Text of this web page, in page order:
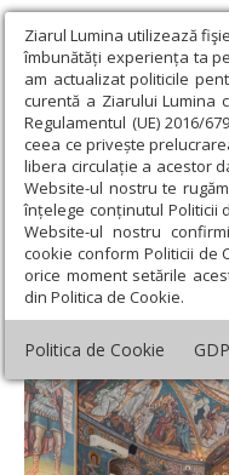
Ziarul Lumina utilizează
îmbunătăți experiența ta
am actualizat politicile
curentă a Ziarului Lumina
Regulamentul (UE) 2016/
ceea ce privește
libera circulație a acestor
Website-ul nostru te
înțelege conținutul Politicii
Website-ul nostru
cookie conform Politicii de
orice moment setările
din Politica de Cookie.
Politica de Cookie
Ziarul Lumina › Actualitate
înnoire în Parohia
Rugăciune şi
Ungureni